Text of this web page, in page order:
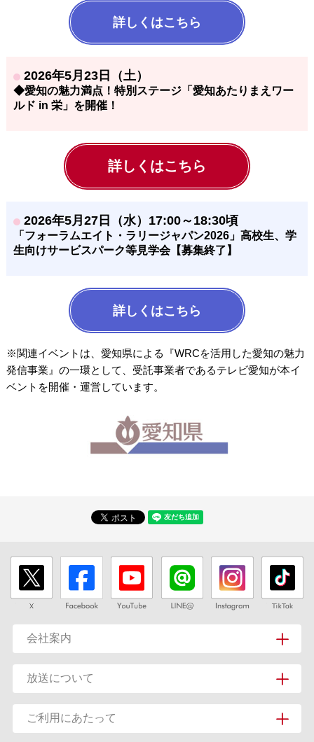
詳しくはこちら
2026年5月23日（土）
◆愛知の魅力満点！特別ステージ「愛知あたりまえワー
ルド in 栄」を開催！
詳しくはこちら
2026年5月27日（水）17:00～18:30頃
「フォーラムエイト・ラリージャパン2026」高校生、学
生向けサービスパーク等見学会【募集終了】
詳しくはこちら
※関連イベントは、愛知県による『WRCを活用した愛知の魅力
発信事業』の一環として、受託事業者であるテレビ愛知が本イ
ベントを開催・運営しています。
会社案内
放送について
ご利用にあたって